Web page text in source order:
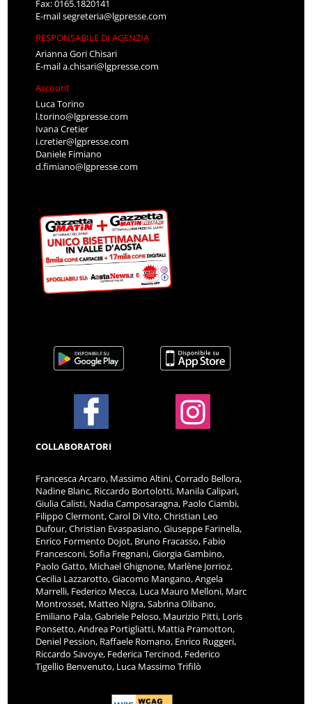
Fax: 0165.1820141
E-mailsegreteria@lgpresse.com
RESPONSABILE DI AGENZIA
Arianna Gori Chisari
E-maila.chisari@lgpresse.com
Account
Luca Torino
l.torino@lgpresse.com
Ivana Cretier
i.cretier@lgpresse.com
Daniele Fimiano
d.fimiano@lgpresse.com
COLLABORATORI
Francesca Arcaro, Massimo Altini, Corrado Bellora,
Nadine Blanc, Riccardo Bortolotti, Manila Calipari,
Giulia Calisti, Nadia Camposaragna, Paolo Ciambi,
Filippo Clermont, Carol Di Vito, Christian Leo
Dufour, Christian Evaspasiano, Giuseppe Farinella,
Enrico Formento Dojot, Bruno Fracasso, Fabio
Francesconi, Sofia Fregnani, Giorgia Gambino,
Paolo Gatto, Michael Ghignone, Marlène Jorrioz,
Cecilia Lazzarotto, Giacomo Mangano, Angela
Marrelli, Federico Mecca, Luca Mauro Melloni, Marc
Montrosset, Matteo Nigra, Sabrina Olibano,
Emiliano Pala, Gabriele Peloso, Maurizio Pitti, Loris
Ponsetto, Andrea Portigliatti, Mattia Pramotton,
Deniel Pession, Raffaele Romano, Enrico Ruggeri,
Riccardo Savoye, Federica Tercinod, Federico
Tigellio Benvenuto, Luca Massimo Trifilò